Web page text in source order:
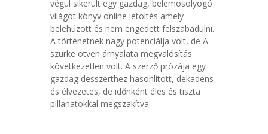
végül sikerült egy gazdag, belemosolyogó
világot könyv online letöltés amely
belehúzott és nem engedett felszabadulni.
A történetnek nagy potenciálja volt, de A
szürke ötven árnyalata megvalósítás
következetlen volt. A szerző prózája egy
gazdag desszerthez hasonlított, dekadens
és élvezetes, de időnként éles és tiszta
pillanatokkal megszakítva.